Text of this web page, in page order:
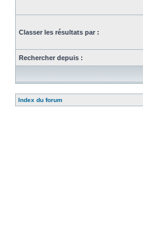
Classer les résultats par :
Rechercher depuis :
Index du forum